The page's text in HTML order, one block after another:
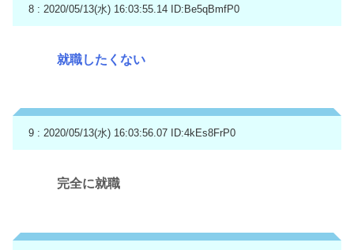
8 : 2020/05/13(水) 16:03:55.14 ID:Be5qBmfP0
就職したくない
9 : 2020/05/13(水) 16:03:56.07 ID:4kEs8FrP0
完全に就職